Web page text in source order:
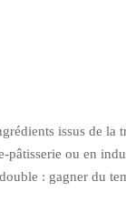
issus de
pâtisserie ou en
: gagner du